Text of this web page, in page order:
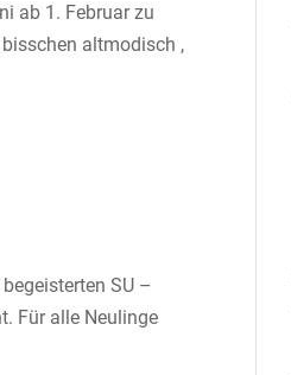
ab 1. Februar zu
altmodisch ,
SU –
Für alle Neulinge